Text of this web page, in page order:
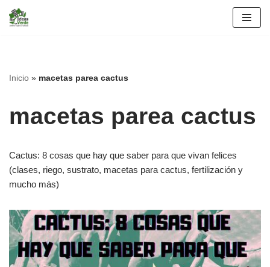
Inicio » macetas parea cactus
macetas parea cactus
Cactus: 8 cosas que hay que saber para que vivan felices
(clases, riego, sustrato, macetas para cactus, fertilización y
mucho más)